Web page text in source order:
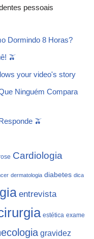
pessoais
Dormindo 8 Horas?
🫒
your video's story
Ninguém Compara
🫒
Cardiologia
dermatologia diabetes dica
entrevista
estética exame
gravidez